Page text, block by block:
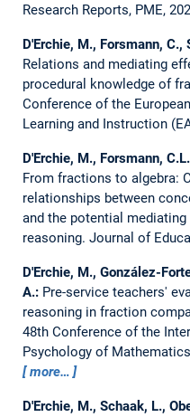
Research Reports, PME,
D'Erchie, M., Forsmann,
Relations and mediating
procedural knowledge of
Conference of the
Learning and Instruction
D'Erchie, M., Forsmann,
From fractions to algebra:
relationships between
and the potential
reasoning. Journal of
D'Erchie, M., González-
A.: Pre-service teachers'
reasoning in fraction
48th Conference of the
Psychology of
more…
D'Erchie, M., Schaak, L.,